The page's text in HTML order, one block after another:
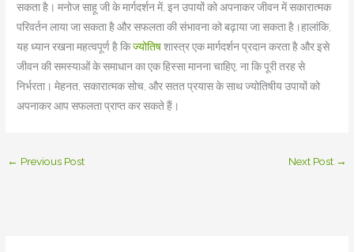
सकता है। मनोज साहू जी के मार्गदर्शन में, इन उपायों को अपनाकर जीवन में सकारात्मक
परिवर्तन लाया जा सकता है और सफलता की संभावना को बढ़ाया जा सकता है।हालांकि,
यह ध्यान रखना महत्वपूर्ण है किज्योतिषशास्त्र एक मार्गदर्शन प्रदान करता है और इसे
जीवन की समस्याओं के समाधान का एक हिस्सा मानना चाहिए, ना कि पूरी तरह से
निर्भरता। मेहनत, सकारात्मक सोच, और सतत प्रयास के साथ ज्योतिषीय उपायों को
अपनाकर आप सफलता प्राप्त कर सकते हैं।
← Previous Post Next Post →